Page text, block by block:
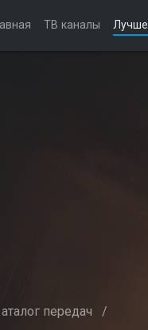
ТВ каналы
передач /